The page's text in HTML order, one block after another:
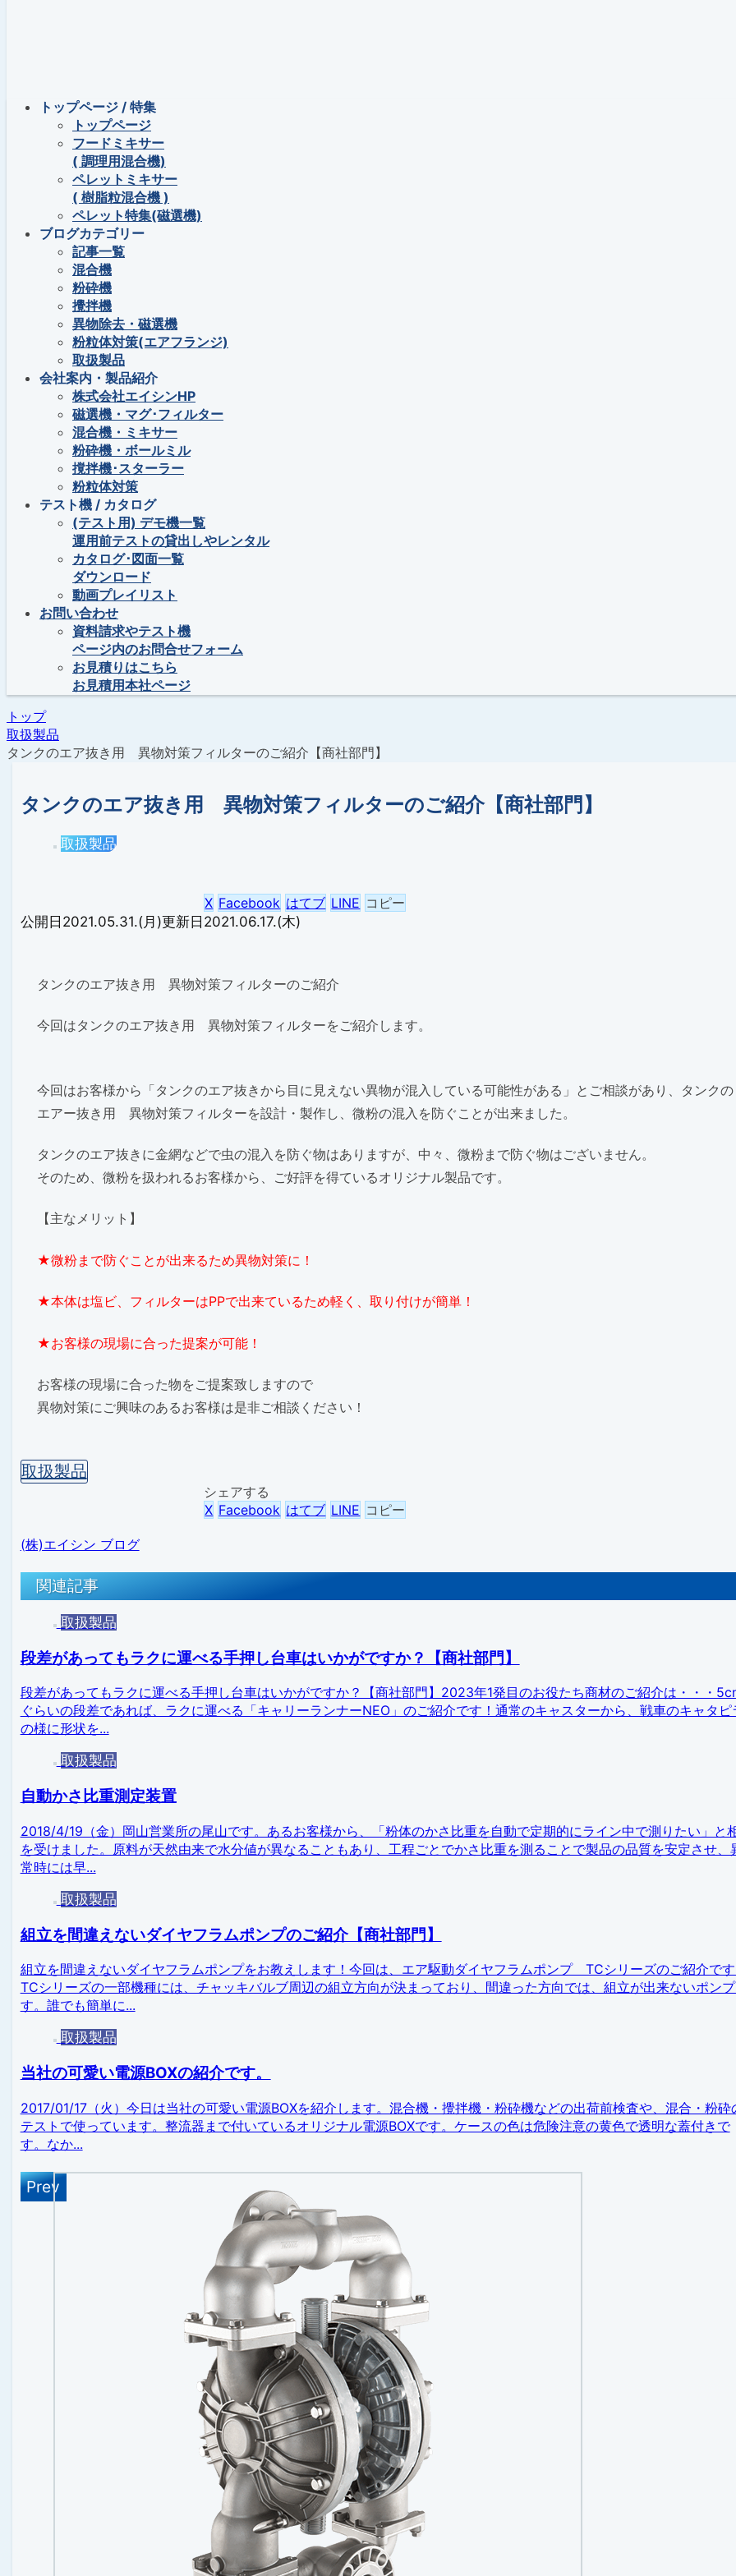
トップページ / 特集
トップページ
フードミキサー
( 調理用混合機)
ペレットミキサー
( 樹脂粒混合機 )
ペレット特集(磁選機)
ブログカテゴリー
記事一覧
混合機
粉砕機
攪拌機
異物除去・磁選機
粉粒体対策(エアフランジ)
取扱製品
会社案内・製品紹介
株式会社エイシンHP
磁選機・マグ･フィルター
混合機・ミキサー
粉砕機・ボールミル
撹拌機･スターラー
粉粒体対策
テスト機 / カタログ
(テスト用) デモ機一覧
運用前テストの貸出しやレンタル
カタログ･図面一覧
ダウンロード
動画プレイリスト
お問い合わせ
資料請求やテスト機
ページ内のお問合せフォーム
お見積りはこちら
お見積用本社ページ
トップ
取扱製品
タンクのエア抜き用 異物対策フィルターのご紹介【商社部門】
タンクのエア抜き用 異物対策フィルターのご紹介【商社部門】
取扱製品
X Facebook はてブ LINE コピー
2021.05.31.(月)
2021.06.17.(木)
タンクのエア抜き用 異物対策フィルターのご紹介
今回はタンクのエア抜き用 異物対策フィルターをご紹介します。
今回はお客様から 「タンクのエア抜きから目に見えない異物が混入している可能性がある」 とご相談があり、タンクの
エアー抜き用 異物対策フィルターを設計・製作し、微粉の混入を防ぐことが出来ました。
タンクのエア抜きに金網などで虫の混入を防ぐ物はありますが、中々、微粉まで防ぐ物はございません。
そのため、微粉を扱われるお客様から、ご好評を得ているオリジナル製品です。
【主なメリット】
★微粉まで防ぐことが出来るため異物対策に！
★本体は塩ビ、フィルターはPPで出来ているため軽く、取り付けが簡単！
★お客様の現場に合った提案が可能！
お客様の現場に合った物をご提案致しますので
異物対策にご興味のあるお客様は是非ご相談ください！
取扱製品
シェアする
X Facebook はてブ LINE コピー
(株)エイシン ブログ
関連記事
取扱製品
段差があってもラクに運べる手押し台車はいかがですか？【商社部門】
段差があってもラクに運べる手押し台車はいかがですか？【商社部門】2023年1発目のお役たち商材のご紹介は・・・
ぐらいの段差であれば、ラクに運べる「キャリーランナーNEO」のご紹介です！通常のキャスターから、戦車のキャタピ
の様に形状を...
取扱製品
自動かさ比重測定装置
2018/4/19（金）岡山営業所の尾山です。あるお客様から、「粉体のかさ比重を自動で定期的にライン中で測りたい」と
を受けました。原料が天然由来で水分値が異なることもあり、工程ごとでかさ比重を測ることで製品の品質を安定させ、
常時には早...
取扱製品
組立を間違えないダイヤフラムポンプのご紹介【商社部門】
組立を間違えないダイヤフラムポンプをお教えします！今回は、エア駆動ダイヤフラムポンプ TCシリーズのご紹介です
TCシリーズの一部機種には、チャッキバルブ周辺の組立方向が決まっており、間違った方向では、組立が出来ないポン
す。誰でも簡単に...
取扱製品
当社の可愛い電源BOXの紹介です。
2017/01/17（火）今日は当社の可愛い電源BOXを紹介します。混合機・攪拌機・粉砕機などの出荷前検査や、混合・粉砕
テストで使っています。整流器まで付いているオリジナル電源BOXです。ケースの色は危険注意の黄色で透明な蓋付きで
す。なか...